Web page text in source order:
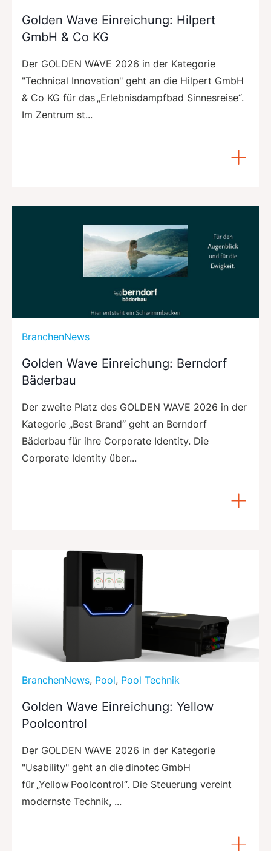
Golden Wave Einreichung: Hilpert
GmbH & Co KG
Der GOLDEN WAVE 2026 in der Kategorie
"Technical Innovation" geht an die Hilpert GmbH
& Co KG für das „Erlebnisdampfbad Sinnesreise“.
Im Zentrum st...
BranchenNews
Golden Wave Einreichung: Berndorf
Bäderbau
Der zweite Platz des GOLDEN WAVE 2026 in der
Kategorie „Best Brand“ geht an Berndorf
Bäderbau für ihre Corporate Identity. Die
Corporate Identity über...
BranchenNews, Pool, Pool Technik
Golden Wave Einreichung: Yellow
Poolcontrol
Der GOLDEN WAVE 2026 in der Kategorie
"Usability" geht an die dinotec GmbH
für „Yellow Poolcontrol“. Die Steuerung vereint
modernste Technik, ...